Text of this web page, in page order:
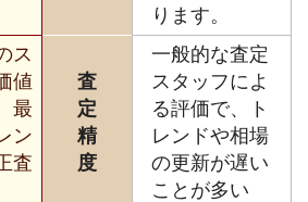
ります。
ス
値
最
ン
査
査
定
精
度
一般的な査定
スタッフによ
る評価で、ト
レンドや相場
の更新が遅い
ことが多い